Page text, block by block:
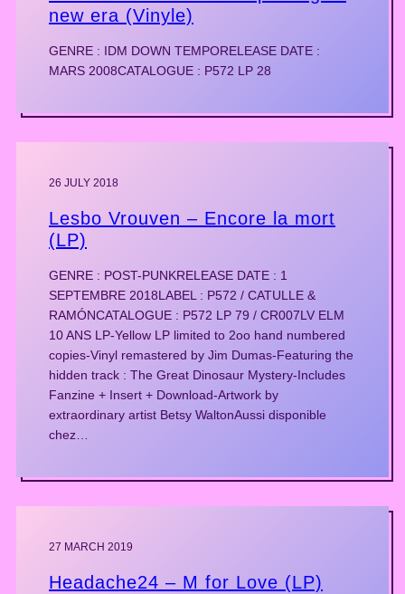
new era (Vinyle)
GENRE : IDM DOWN TEMPORELEASE DATE :
MARS 2008CATALOGUE : P572 LP 28
26 JULY 2018
Lesbo Vrouven – Encore la mort
(LP)
GENRE : POST-PUNKRELEASE DATE : 1
SEPTEMBRE 2018LABEL : P572 / CATULLE &
RAMÓNCATALOGUE : P572 LP 79 / CR007LV ELM
10 ANS LP-Yellow LP limited to 2oo hand numbered
copies-Vinyl remastered by Jim Dumas-Featuring the
hidden track : The Great Dinosaur Mystery-Includes
Fanzine + Insert + Download-Artwork by
extraordinary artist Betsy WaltonAussi disponible
chez…
27 MARCH 2019
Headache24 – M for Love (LP)